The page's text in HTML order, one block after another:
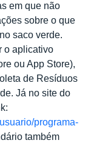
em que não
sobre o que
saco verde.
o aplicativo
ou App Store),
de Resíduos
Já no site do
programa-
também